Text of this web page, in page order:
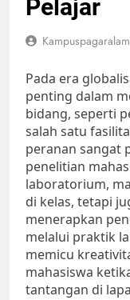
Pelajar
Kampuspagaralam
Pada era
penting dalam
bidang, seperti
salah satu
peranan sangat
penelitian
laboratorium,
di kelas, tetapi
menerapkan
melalui praktik
memicu
mahasiswa
tantangan di